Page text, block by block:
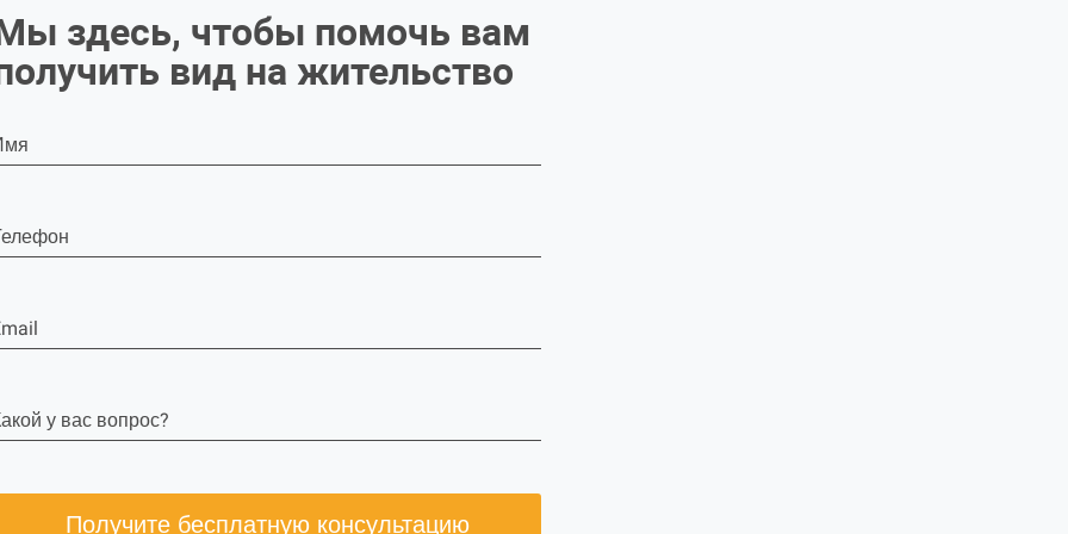
здесь, чтобы помочь вам
вид на жительство
у вас вопрос?
Получите бесплатную консультацию